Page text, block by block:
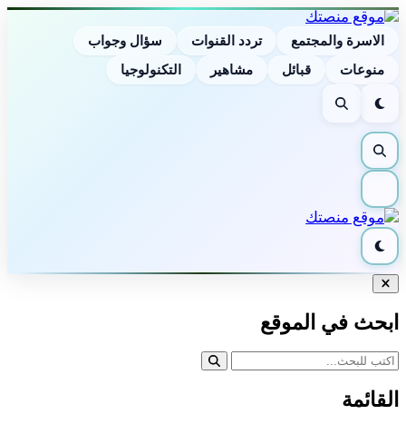
الاسرة والمجتمع تردد القنوات
سؤال وجواب
منوعات
قبائل مشاهير التكنولوجيا
الوضع
بحث
بحث
القائمة
الوضع
الليلي
إغلاق
ابحث في الموقع
القائمة